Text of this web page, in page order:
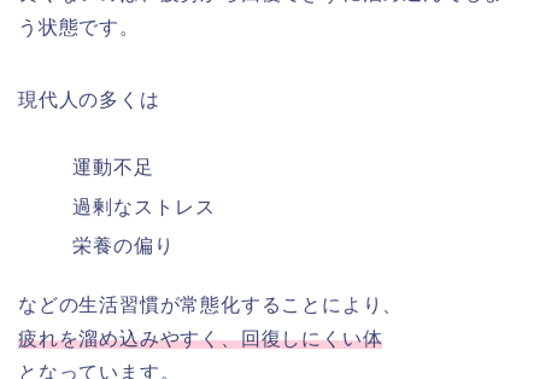
う状態です。
現代人の多くは
運動不足
過剰なストレス
栄養の偏り
などの生活習慣が常態化することにより、
疲れを溜め込みやすく、回復しにくい体
となっています。